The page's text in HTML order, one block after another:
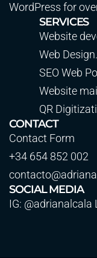
WordPress for
SERVICES
Website
Web Design.
SEO Web
Website
QR
CONTACT
Contact Form
+34 654 852 002
SOCIAL MEDIA
IG: @adrianalcala